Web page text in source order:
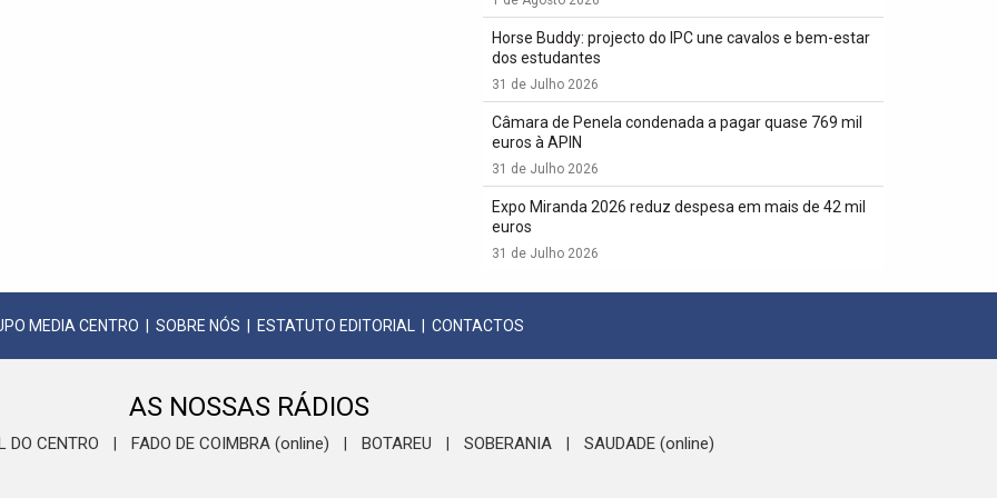
Horse Buddy: projecto do IPC une cavalos e bem-estar
dos estudantes
31 de Julho 2026
Câmara de Penela condenada a pagar quase 769 mil
euros à APIN
31 de Julho 2026
Expo Miranda 2026 reduz despesa em mais de 42 mil
euros
31 de Julho 2026
MEDIA CENTRO SOBRE NÓS ESTATUTO EDITORIAL CONTACTOS
AS NOSSAS RÁDIOS
DO CENTRO FADO DE COIMBRA (online) BOTAREU SOBERANIA SAUDADE (online)